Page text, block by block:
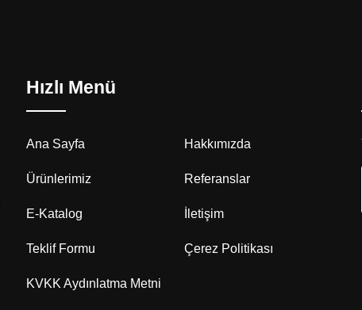
Hızlı Menü
Ana Sayfa Hakkımızda
Ürünlerimiz Referanslar
E-Katalog İletişim
Teklif Formu Çerez Politikası
KVKK Aydınlatma Metni